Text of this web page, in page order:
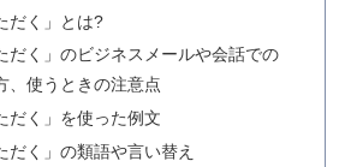
だく」とは?
だく」のビジネスメールや会話での
、使うときの注意点
だく」を使った例文
だく」の類語や言い替え